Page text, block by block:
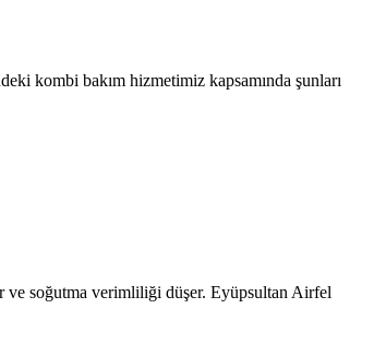
kombi bakım hizmetimiz kapsamında şunları
ve soğutma verimliliği düşer. Eyüpsultan Airfel